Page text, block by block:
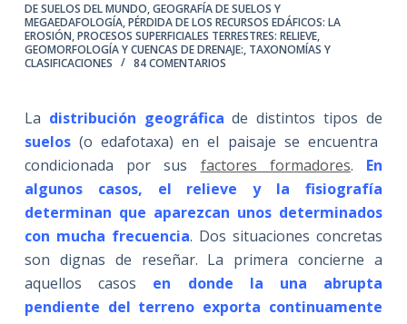
DE SUELOS DEL MUNDO,GEOGRAFÍA DE SUELOS Y
MEGAEDAFOLOGÍA,PÉRDIDA DE LOS RECURSOS EDÁFICOS: LA
EROSIÓN,PROCESOS SUPERFICIALES TERRESTRES: RELIEVE,
GEOMORFOLOGÍA Y CUENCAS DE DRENAJE:, TAXONOMÍAS Y
CLASIFICACIONES
84 COMENTARIOS
La distribución geográfica de distintos tipos de
suelos(o edafotaxa) en el paisaje se encuentra
condicionada por sus factores formadores. En
algunos casos, el relieve y la fisiografía
determinan que aparezcan unos determinados
con mucha frecuencia. Dos situaciones concretas
son dignas de reseñar. La primera concierne a
aquellos casos en donde la una abrupta
pendiente del terreno exporta continuamente